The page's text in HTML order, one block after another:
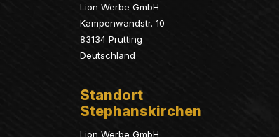
Lion Werbe GmbH
Kampenwandstr. 10
83134 Prutting
Deutschland
Standort
Stephanskirchen
Lion Werbe GmbH